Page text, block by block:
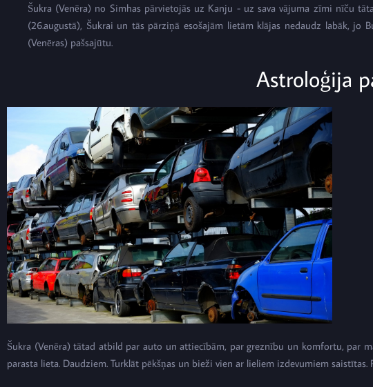
Šukra (Venēra) no Simhas pārvietojās uz Kanju - uz sava vājuma zīmi nīču
(26.augustā), Šukrai un tās pārziņā esošajām lietām klājas nedaudz labāk, jo
(Venēras) pašsajūtu.
Astroloģija
Šukra (Venēra) tātad atbild par auto un attiecībām, par greznību un komfortu, par
parasta lieta. Daudziem. Turklāt pēkšņas un bieži vien ar lieliem izdevumiem